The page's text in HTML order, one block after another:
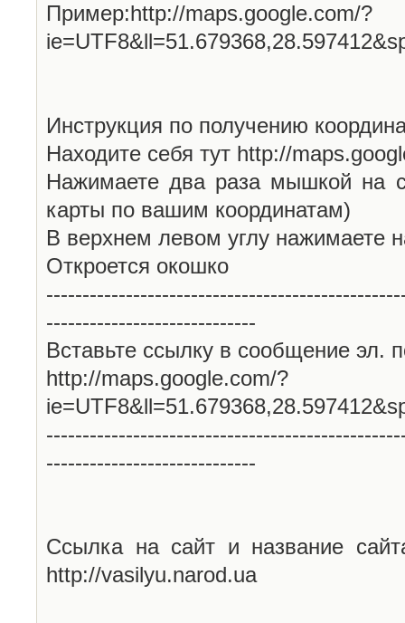
Пример:http://maps.google.com/?
Инструкция по получению
Находите себя тут http://
Нажимаете два раза мышкой на
карты по вашим координатам)
В верхнем левом углу нажимаете
Откроется окошко
-----------------------------
Вставьте ссылку в сообщение эл.
http://maps.google.com/?
-----------------------------
Ссылка на сайт и название
http://vasilyu.narod.ua